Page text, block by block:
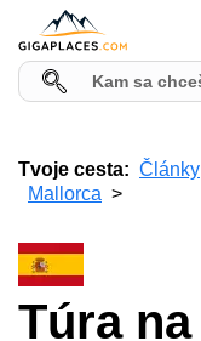
Tvoje cesta: Články
Mallorca
Túra